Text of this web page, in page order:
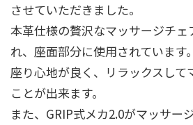
させていただきました。
本革仕様の贅沢なマッサージチェ
れ、座面部分に使用されています。
座り心地が良く、リラックスして
ことが出来ます。
また、GRIP式メカ2.0がマッサー